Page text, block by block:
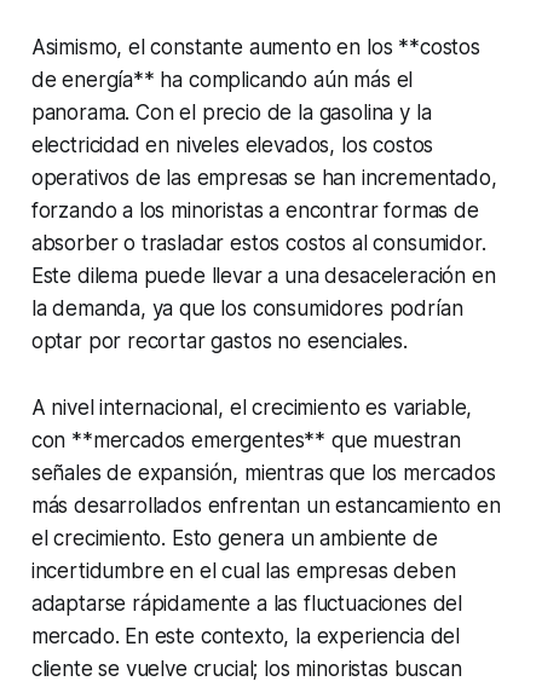
Asimismo, el constante aumento en los **costos
de energía** ha complicando aún más el
panorama. Con el precio de la gasolina y la
electricidad en niveles elevados, los costos
operativos de las empresas se han incrementado,
forzando a los minoristas a encontrar formas de
absorber o trasladar estos costos al consumidor.
Este dilema puede llevar a una desaceleración en
la demanda, ya que los consumidores podrían
optar por recortar gastos no esenciales.
A nivel internacional, el crecimiento es variable,
con **mercados emergentes** que muestran
señales de expansión, mientras que los mercados
más desarrollados enfrentan un estancamiento en
el crecimiento. Esto genera un ambiente de
incertidumbre en el cual las empresas deben
adaptarse rápidamente a las fluctuaciones del
mercado. En este contexto, la experiencia del
cliente se vuelve crucial; los minoristas buscan